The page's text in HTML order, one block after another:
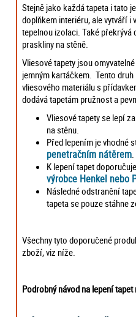
Stejně jako každá tapeta i tato
doplňkem interiéru, ale vytváří i
tepelnou izolaci. Také překrývá
praskliny na stěně.
Vliesové tapety jsou
jemným kartáčkem. Tento
vliesového materiálu s
dodává tapetám pružnost a
Vliesové tapety se lepí
na stěnu.
Před lepením je vhodné
penetračním nátěrem
K lepení tapet
výrobce Henkel nebo
Následné odstranění
tapeta se pouze stáhne
Všechny tyto doporučené
zboží, viz níže.
Podrobný návod na lepení